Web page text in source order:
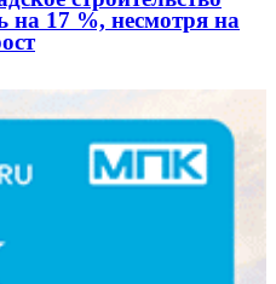
на 17 %, несмотря на